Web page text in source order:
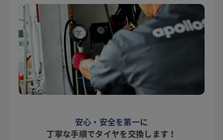
安心・安全を第一に
丁寧な手順でタイヤを交換します！